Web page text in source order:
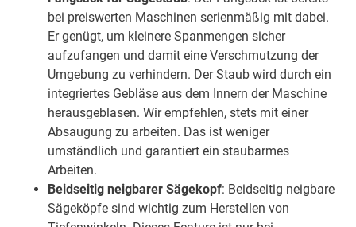
bei preiswerten Maschinen serienmäßig mit dabei.
Er genügt, um kleinere Spanmengen sicher
aufzufangen und damit eine Verschmutzung der
Umgebung zu verhindern. Der Staub wird durch ein
integriertes Gebläse aus dem Innern der Maschine
herausgeblasen. Wir empfehlen, stets mit einer
Absaugung zu arbeiten. Das ist weniger
umständlich und garantiert ein staubarmes
Arbeiten.
Beidseitig neigbarer Sägekopf: Beidseitig neigbare
Sägeköpfe sind wichtig zum Herstellen von